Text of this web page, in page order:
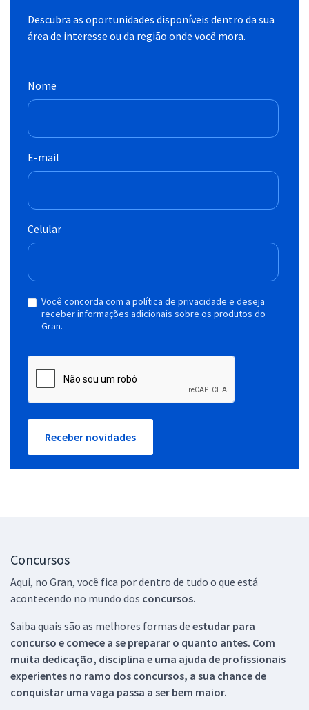
Descubra as oportunidades disponíveis dentro da sua
área de interesse ou da região onde você mora.
Nome
E-mail
Celular
Você concorda com a política de privacidade e deseja
receber informações adicionais sobre os produtos do
Gran.
Receber novidades
Concursos
Aqui, no Gran, você fica por dentro de tudo o que está
acontecendo no mundo dos concursos.
Saiba quais são as melhores formas de estudar para
concurso e comece a se preparar o quanto antes. Com
muita dedicação, disciplina e uma ajuda de profissionais
experientes no ramo dos concursos, a sua chance de
conquistar uma vaga passa a ser bem maior.